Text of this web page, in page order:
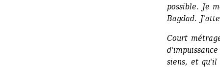
possible. Je
Bagdad.
Court
siens, et qu'il